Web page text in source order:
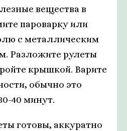
вещества в
пароварку или
с металлическим
Разложите рулеты
крышкой. Варите
обычно это
40 минут.
готовы, аккуратно